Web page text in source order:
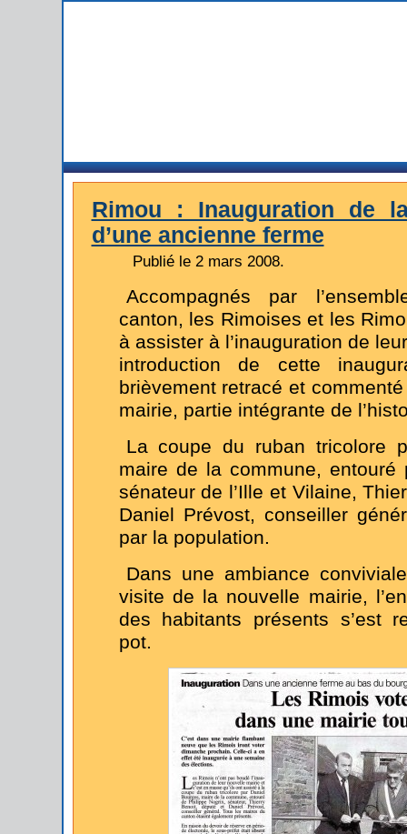
Rimou : Inauguration de
d’une ancienne ferme
Publié le 2 mars 2008.
Accompagnés par
canton, les Rimoises et les
à assister à l’inauguration de
introduction de cette
brièvement retracé et
mairie, partie intégrante de
La coupe du ruban tricolore
maire de la commune, entouré
sénateur de l’Ille et Vilaine,
Daniel Prévost, conseiller
par la population.
Dans une ambiance
visite de la nouvelle mairie,
des habitants présents s’est
pot.